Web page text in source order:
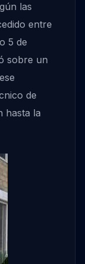
las
entre
5 de
sobre un
de
hasta la